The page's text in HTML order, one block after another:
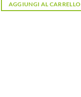
AGGIUNGI AL CARRELLO